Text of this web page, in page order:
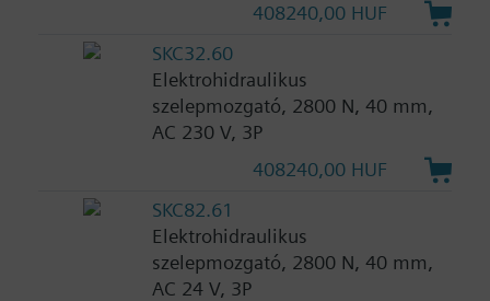
408240,00 HUF
SKC32.60
Elektrohidraulikus
szelepmozgató, 2800 N, 40 mm,
AC 230 V, 3P
408240,00 HUF
SKC82.61
Elektrohidraulikus
szelepmozgató, 2800 N, 40 mm,
AC 24 V, 3P